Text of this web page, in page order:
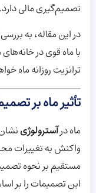
تصمیم‌گیری مالی دارد.
در این مقاله، به
با ماه قوی در
ترانزیت روزانه ماه
تأثیر ماه بر
ماه درآسترولوژی
واکنش به تغییرات
مستقیم بر نحوه
این تصمیمات را بر